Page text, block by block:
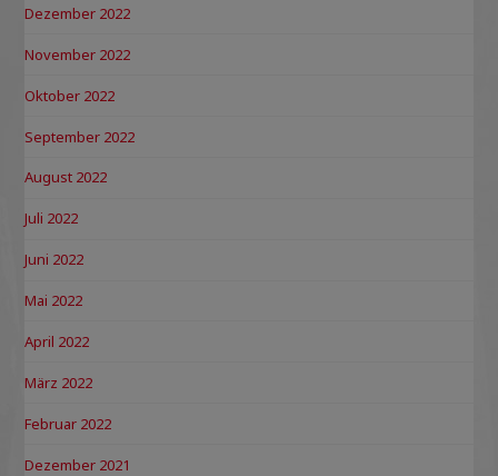
Dezember 2022
November 2022
Oktober 2022
September 2022
August 2022
Juli 2022
Juni 2022
Mai 2022
April 2022
März 2022
Februar 2022
Dezember 2021